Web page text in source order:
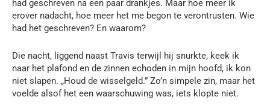
had geschreven na een paar drankjes. Maar hoe meer ik
erover nadacht, hoe meer het me begon te verontrusten. Wie
had het geschreven? En waarom?
Die nacht, liggend naast Travis terwijl hij snurkte, keek ik
naar het plafond en de zinnen echoden in mijn hoofd, ik kon
niet slapen. „Houd de wisselgeld.” Zo’n simpele zin, maar het
voelde alsof het een waarschuwing was, iets klopte niet.